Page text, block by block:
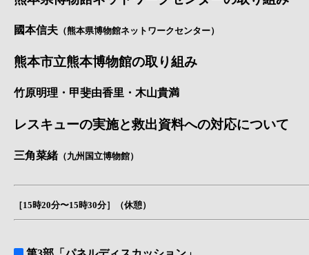
國本信夫 （熊本県博物館ネットワークセンター）
熊本市立熊本博物館の取り組み
竹原明理・甲斐由香里・木山貴満
レスキューの実施と救出資料への対応について
三角菜緒（九州国立博物館）
［15時20分〜15時30分］（休憩）